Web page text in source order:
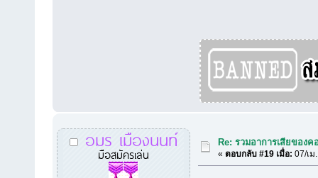
อมร เมืองนนท์
มือสมัครเล่น
Re: รวมอาการเสียของ
«ตอบกลับ #19 เมื่อ: 07/เม